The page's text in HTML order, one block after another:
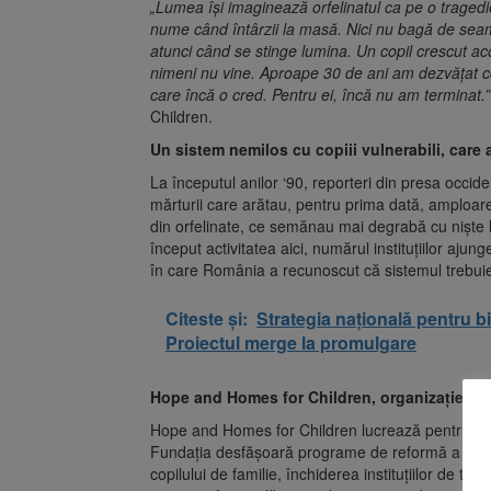
„Lumea își imaginează orfelinatul ca pe o
nume când întârzii la masă. Nici nu bagă de
atunci când se stinge lumina. Un copil crescut
nimeni nu vine. Aproape 30 de ani am dezvățat
care încă o cred. Pentru ei, încă nu am
Children.
Un sistem nemilos cu copiii vulnerabili,
La începutul anilor ‘90, reporteri din presa
mărturii care arătau, pentru prima dată,
din orfelinate, ce semănau mai degrabă cu
început activitatea aici, numărul instituțiilor
în care România a recunoscut că sistemul
Citeste și: Strategia națională pentru
Proiectul merge la promulgare
Hope and Homes for Children, organizație
Hope and Homes for Children lucrează pentru
Fundația desfășoară programe de reformă a
copilului de familie, închiderea instituțiilor de tip